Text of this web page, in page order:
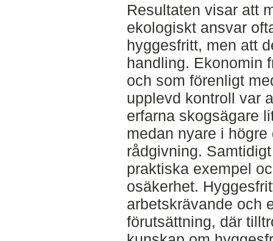
Resultaten visar att
ekologiskt ansvar
hyggesfritt, men att
handling. Ekonomin
och som förenligt
upplevd kontroll var
erfarna skogsägare
medan nyare i
rådgivning.
praktiska exempel
osäkerhet.
arbetskrävande och
förutsättning, där